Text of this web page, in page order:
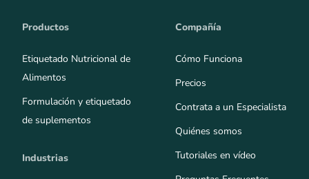
Productos
Etiquetado Nutricional de
Alimentos
Formulación y etiquetado
de suplementos
Industrias
Compañía
Cómo Funciona
Precios
Contrata a un Especialista
Quiénes somos
Tutoriales en vídeo